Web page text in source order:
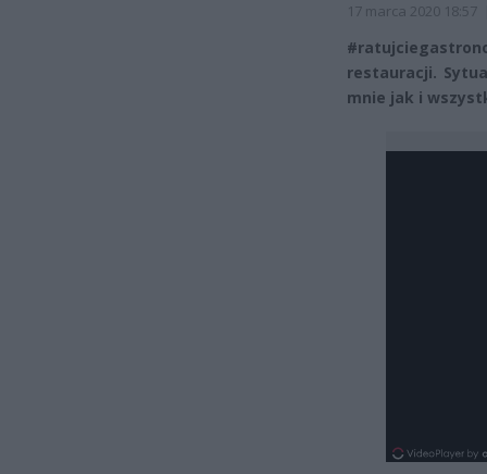
17 marca 2020 18:57
restauracji.
mnie jak i